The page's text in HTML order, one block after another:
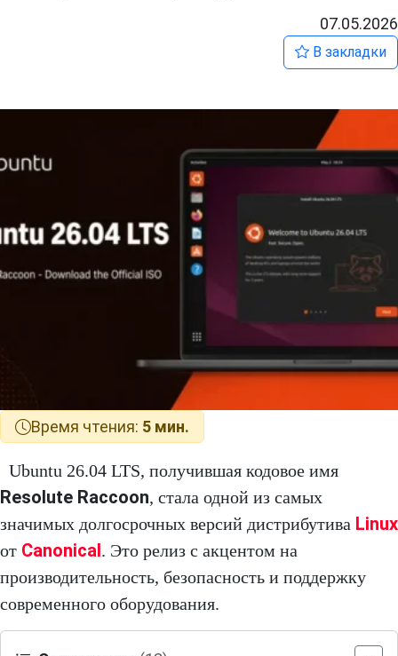
07.05.2026
В закладки
Время чтения: 5 мин.
Ubuntu 26.04 LTS, получившая кодовое имя
Resolute Raccoon, стала одной из самых
значимых долгосрочных версий дистрибутива Linux
от Canonical. Это релиз с акцентом на
производительность, безопасность и поддержку
современного оборудования.